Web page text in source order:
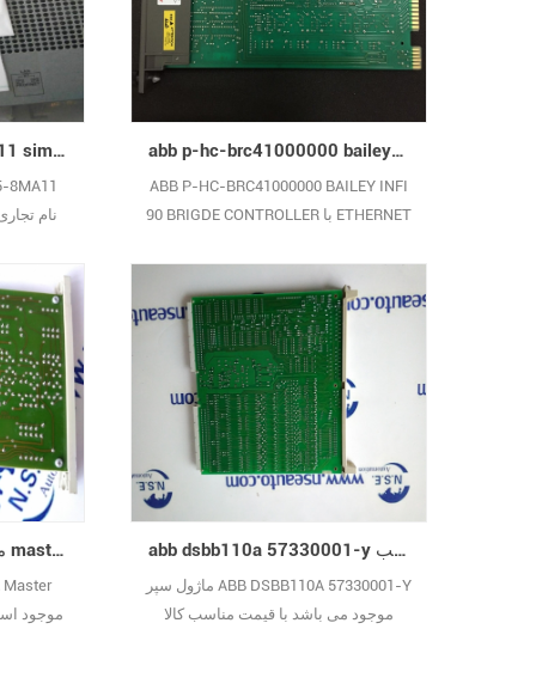
siemens 6es5385-8ma11 simatic s5 385a ماژول پیشخوان با نام تجاری جدید abb p-hc-brc41000000 bailey infi 90 brigde کنترل با اترنت در انبار با قیمت مناسب
ABB P-HC-BRC41000000 BAILEY INFI
90 BRIGDE CONTROLLER با ETHERNET
به درب در دسترس است هرگونه مشکل
کیفیتی که در مدت 15 روز پس از دریافت
کالا مشاهده شود ، قابل بازگشت یا
جایگزینی است29
abb dsbb110a ماژول سپر master در انبار با قیمت مناسب abb dsbb110a 57330001-y ماژول سپر اصلی در انبار با قیمت مناسب
ماژول سپر ABB DSBB110A 57330001-Y
موجود می باشد با قیمت مناسب کالا